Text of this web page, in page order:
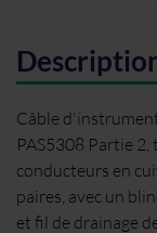
Câble
PAS5308 Partie 2,
conducteurs en
paires, avec un
et fil de drainage